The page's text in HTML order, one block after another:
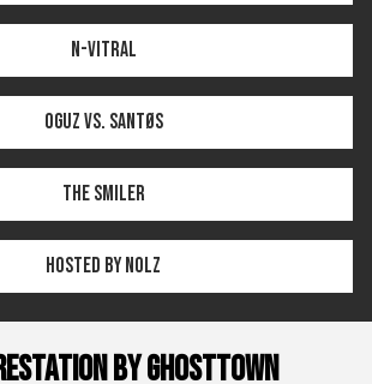
N-Vitral
OGUZ vs. SANTØS
The Smiler
Hosted by Nolz
by GHOSTTOWN